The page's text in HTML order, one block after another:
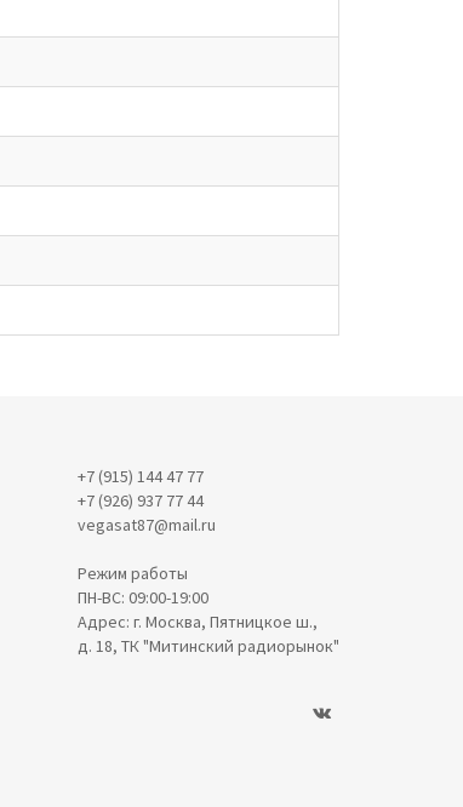
+7 (915) 144 47 77
+7 (926) 937 77 44
vegasat87@mail.ru
Режим работы
ПН-ВС: 09:00-19:00
Адрес: г. Москва, Пятницкое ш.,
д. 18, ТК "Митинский радиорынок"